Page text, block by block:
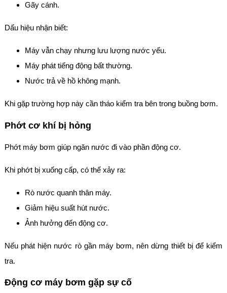
Gãy cánh.
Dấu hiệu nhận biết:
Máy vẫn chạy nhưng lưu lượng nước yếu.
Máy phát tiếng động bất thường.
Nước trả về hồ không mạnh.
Khi gặp trường hợp này cần tháo kiểm tra bên trong buồng bơm.
Phớt cơ khí bị hỏng
Phớt máy bơm giúp ngăn nước đi vào phần động cơ.
Khi phớt bị xuống cấp, có thể xảy ra:
Rò nước quanh thân máy.
Giảm hiệu suất hút nước.
Ảnh hưởng đến động cơ.
Nếu phát hiện nước rò gần máy bơm, nên dừng thiết bị để kiểm
tra.
Động cơ máy bơm gặp sự cố